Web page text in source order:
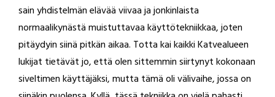
sain yhdistelmän elävää viivaa ja jonkinlaista
normaalikynästä muistuttavaa käyttötekniikkaa, joten
pitäydyin siinä pitkän aikaa. Totta kai kaikki Katvealueen
lukijat tietävät jo, että olen sittemmin siirtynyt kokonaan
siveltimen käyttäjäksi, mutta tämä oli välivaihe, jossa on